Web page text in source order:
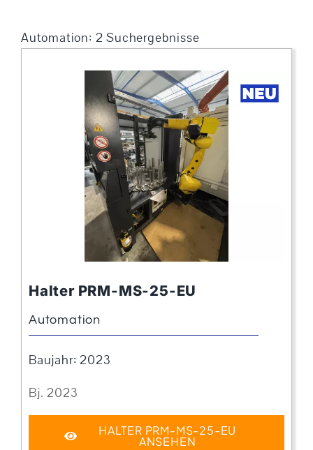
Automation: 2 Suchergebnisse
Halter PRM-MS-25-EU
Automation
Baujahr: 2023
Bj. 2023
HALTER PRM-MS-25-EU
ANSEHEN